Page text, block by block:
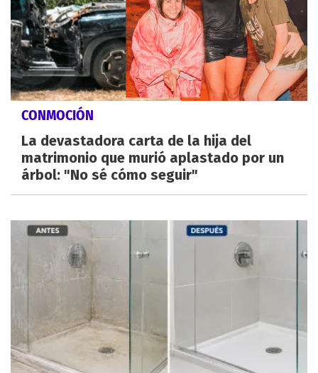
CONMOCIÓN
La devastadora carta de la hija del
matrimonio que murió aplastado por un
árbol: "No sé cómo seguir"